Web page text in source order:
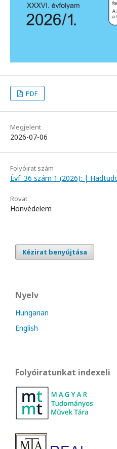
PDF
Megjelent
2026-07-06
Folyóirat szám
Évf. 36 szám 1 (2026): |
Rovat
Honvédelem
Kézirat benyújtása
Nyelv
Hungarian
English
Folyóiratunkat indexeli